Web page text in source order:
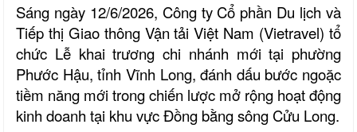
Sáng ngày 12/6/2026, Công ty Cổ phần Du lịch và
Tiếp thị Giao thông Vận tải Việt Nam (Vietravel) tổ
chức Lễ khai trương chi nhánh mới tại phường
Phước Hậu, tỉnh Vĩnh Long, đánh dấu bước ngoặc
tiềm năng mới trong chiến lược mở rộng hoạt động
kinh doanh tại khu vực Đồng bằng sông Cửu Long.